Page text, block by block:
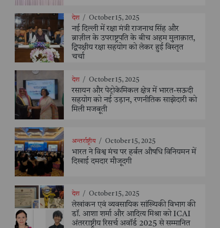
देश / October 15, 2025
नई दिल्ली में रक्षा मंत्री राजनाथ सिंह और
ब्राज़ील के उपराष्ट्रपति के बीच अहम मुलाक़ात,
द्विपक्षीय रक्षा सहयोग को लेकर हुई विस्तृत
चर्चा
देश / October 15, 2025
रसायन और पेट्रोकेमिकल क्षेत्र में भारत-सऊदी
सहयोग को नई उड़ान, रणनीतिक साझेदारी को
मिली मजबूती
अन्तर्राष्ट्रीय / October 15, 2025
भारत ने विश्व मंच पर हर्बल औषधि विनियमन में
दिखाई दमदार मौजूदगी
देश / October 15, 2025
लेखांकन एवं व्यवसायिक सांख्यिकी विभाग की
डॉ. आशा शर्मा और आदित्य मिश्रा को ICAI
अंतरराष्ट्रीय रिसर्च अवॉर्ड 2025 से सम्मानित